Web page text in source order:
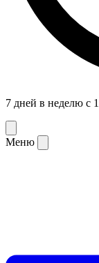
7 дней в неделю с
Меню